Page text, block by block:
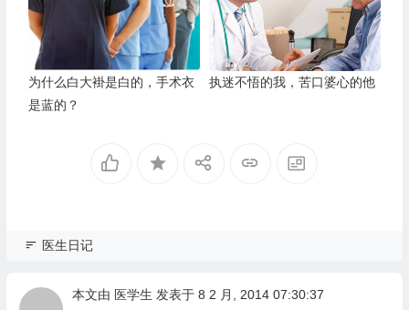
为什么白大褂是白的，手术衣
是蓝的？
执迷不悟的我，苦口婆心的他
医生日记
本文由 医学生 发表于 8 2 月, 2014 07:30:37